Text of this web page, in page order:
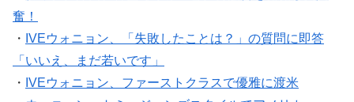
・IVEウォニョン、「失敗したことは？」の質問に即答
「いいえ、まだ若いです」
・IVEウォニョン、ファーストクラスで優雅に渡米
ウォニョン、トミージーンズスタイルでアメリカへ